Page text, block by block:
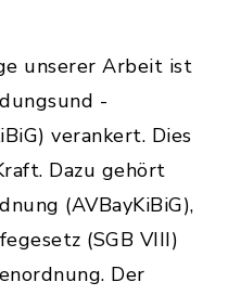
unserer Arbeit ist
-
verankert. Dies
Dazu gehört
(AVBayKiBiG),
(SGB VIII)
Der